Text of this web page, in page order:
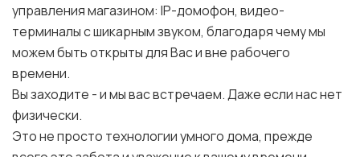
управления магазином: IP-домофон, видео-
терминалы с шикарным звуком, благодаря чему мы
можем быть открыты для Вас и вне рабочего
времени.
Вы заходите - и мы вас встречаем. Даже если нас нет
физически.
Это не просто технологии умного дома, прежде